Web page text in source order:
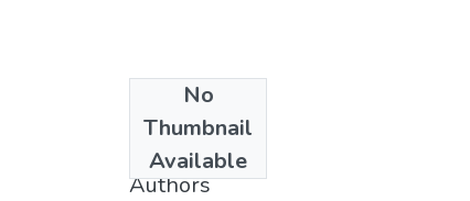
No
Thumbnail
Available
2011-03
Authors